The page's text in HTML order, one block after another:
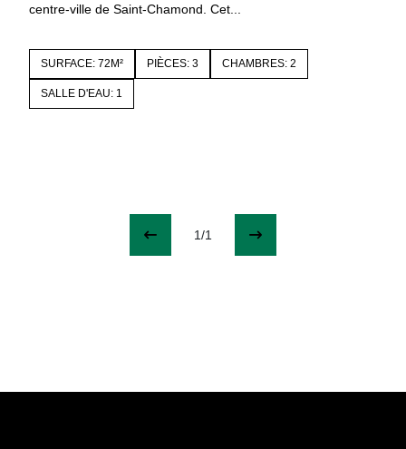
centre-ville de Saint-Chamond. Cet...
SURFACE: 72M² PIÈCES: 3 CHAMBRES: 2
SALLE D'EAU: 1
1/1